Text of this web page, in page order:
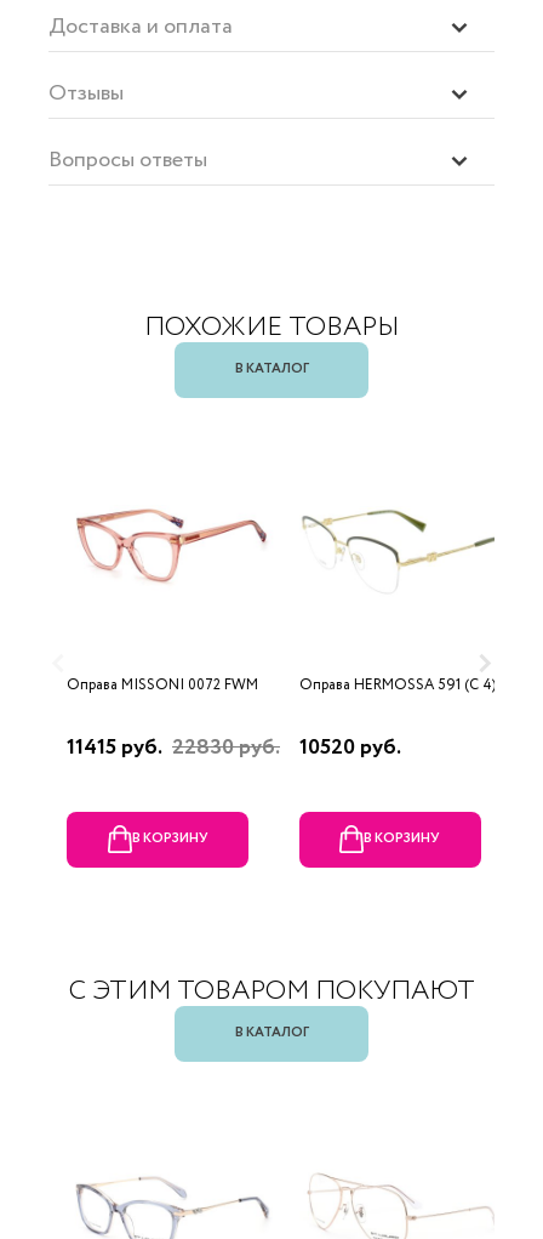
Доставка и оплата
Отзывы
Вопросы ответы
ПОХОЖИЕ ТОВАРЫ
В КАТАЛОГ
Оправа MISSONI 0072 FWM
11415 руб. 22830 руб.
В КОРЗИНУ
Оправа HERMOSSA 591 (C 4)
10520 руб.
В КОРЗИНУ
С ЭТИМ ТОВАРОМ ПОКУПАЮТ
В КАТАЛОГ